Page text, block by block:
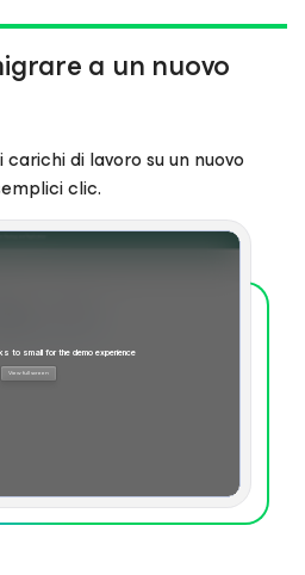
a un nuovo
di lavoro su un nuovo
clic.